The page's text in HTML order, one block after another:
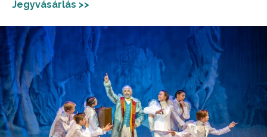
Jegyvásárlás >>